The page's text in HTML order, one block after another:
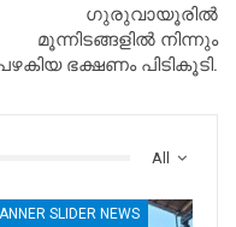
ഗുരുവായൂരിൽ
മൂന്നിടങ്ങളിൽ നിന്നും
ഭക്ഷണം പിടികൂടി.
All
SLIDER NEWS